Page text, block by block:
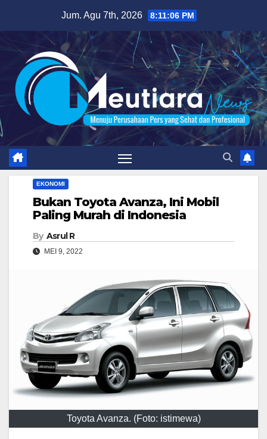
content
Jum. Agu 7th, 2026 8:11:07 PM
EKONOMI
Bukan Toyota Avanza, Ini Mobil
Paling Murah di Indonesia
By Asrul R
MEI 9, 2022
Toyota Avanza. (Foto: istimewa)